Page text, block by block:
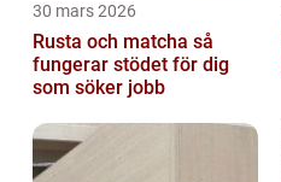
30 mars 2026
Rusta och matcha så
fungerar stödet för dig
som söker jobb